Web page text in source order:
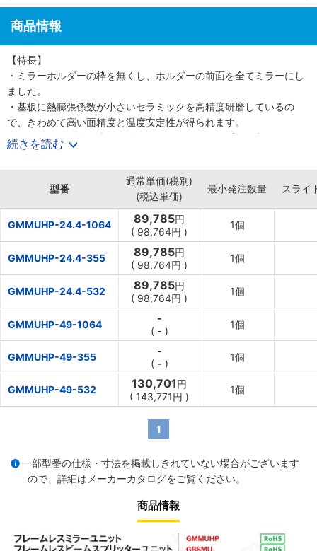
商品情報
【特長】
・ミラーホルダーの枠を無くし、ホルダーの前面を全てミラーにし
ました。
・基板に熱膨張係数が小さいセラミックを高精度研磨しているの
で、きわめて高い面精度と温度安定性が得られます。
・YAGレーザの各種波長に使用できるラインナップを用意していま
す。
・ミラータイプは、高精度研磨したセラミックに誘電体多層膜をコ
ーティングしているので、ガラスにコートされた誘電体多層膜ミラ
・極限までミラーの有効面積を拡大し、かつ、コンパクトなミラー
調整機構を実現しました。
・温度変化によって反射波面が崩れることがないので、精密な光学
系に最適です。
・この製品はコート後(ホルダーの状態)の面精度を保証していま
す。
・レーザ耐力が高く、ハイパワーレーザでも使用できます。
・この製品に関する特許は2011年11月に同社(株)が取得していま
す。
・ベースへの取り付け方法はMHGミラーホルダーと同様です。
・ポストスタンドPST-**(別売り)、ロッドRO-**(別売り)に取り付け
が可能です。
・※誘電体多層膜は入射ビームの偏光状態により反射率波長特性が
・※P偏光はS偏光に比べて反射率が低く、反射帯域も狭くなりま
・※仕様の反射率は、P偏光とS偏光の反射率の平均値で表していま
があります。
続きを読む
型番
通常単価(税別)
(税込単価)
最小発注数量 スライ
GMMUHP-24.4-1064 89,785円
( 98,764円 )
1個
GMMUHP-24.4-355 89,785円
( 98,764円 )
1個
GMMUHP-24.4-532 89,785円
( 98,764円 )
1個
GMMUHP-49-1064
-
( - )
1個
GMMUHP-49-355
-
( - )
1個
GMMUHP-49-532 130,701円
( 143,771円 )
1個
1
一部型番の仕様・寸法を掲載しきれていない場合がございます
ので、詳細は メーカーカタログをご覧ください。
商品情報